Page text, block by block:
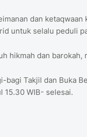
dan
untuk selalu peduli
hikmah dan
bagi Takjil dan Buka
15.30 WIB- selesai.